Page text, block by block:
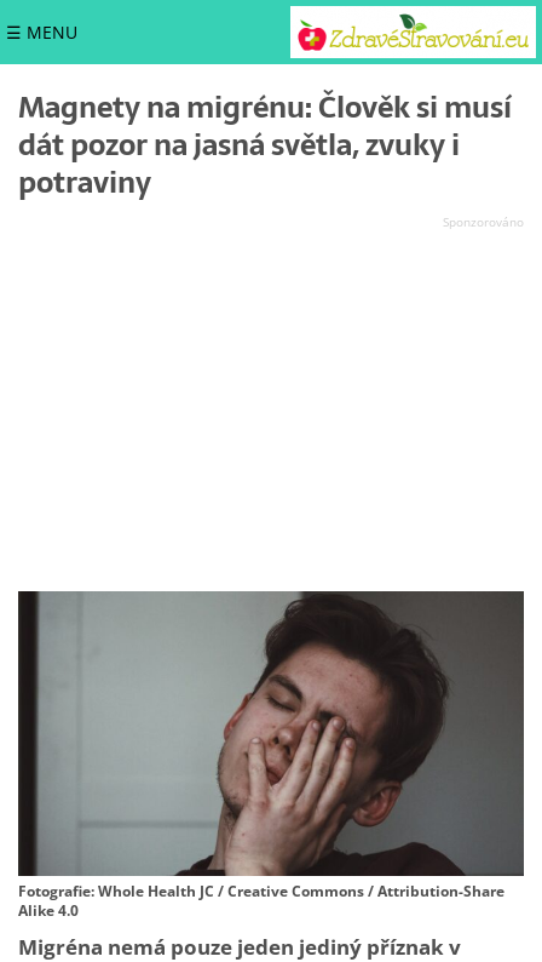
☰ MENU
Magnety na migrénu: Člověk si musí
dát pozor na jasná světla, zvuky i
potraviny
Fotografie: Whole Health JC / Creative Commons / Attribution-Share
Alike 4.0
Migréna nemá pouze jeden jediný příznak v